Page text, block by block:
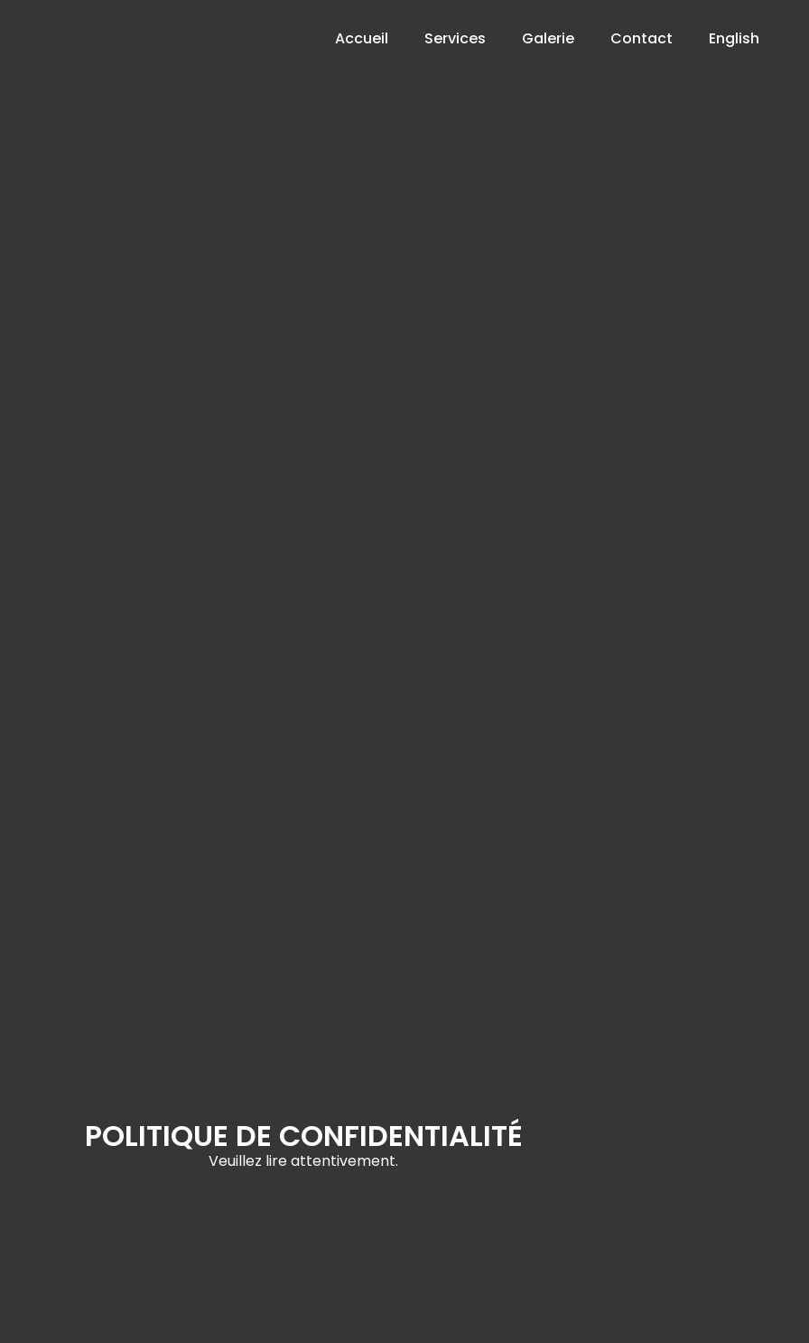
Accueil Services Galerie Contact English
POLITIQUE DE CONFIDENTIALITÉ
Veuillez lire attentivement.